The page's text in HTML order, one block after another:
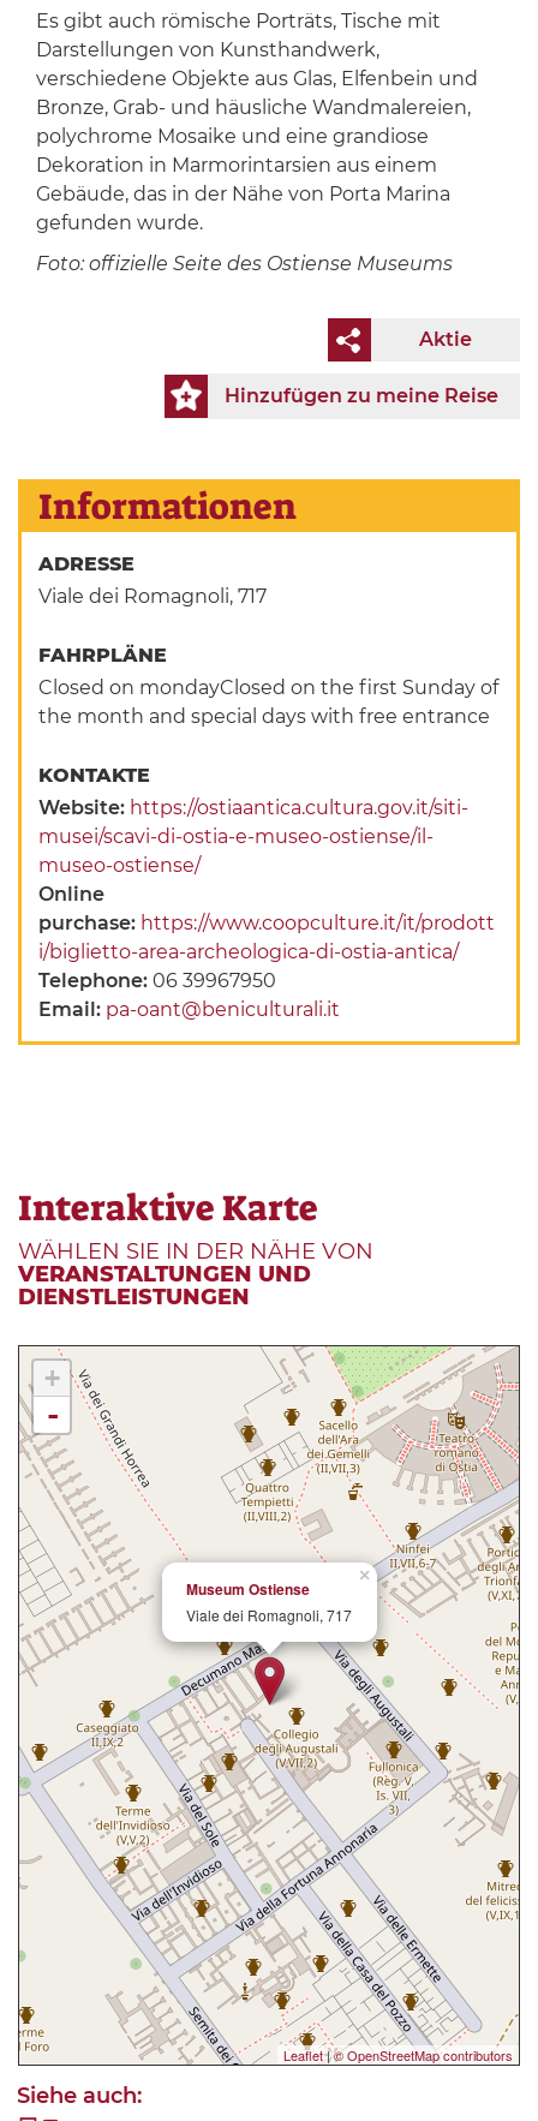
Es gibt auch römische Porträts, Tische mit
Darstellungen von Kunsthandwerk,
verschiedene Objekte aus Glas, Elfenbein und
Bronze, Grab- und häusliche Wandmalereien,
polychrome Mosaike und eine grandiose
Dekoration in Marmorintarsien aus einem
Gebäude, das in der Nähe von Porta Marina
gefunden wurde.
Foto: offizielle Seite des Ostiense Museums
Aktie
Hinzufügen zu meine Reise
Informationen
ADRESSE
Viale dei Romagnoli, 717
FAHRPLÄNE
Closed on mondayClosed on the first Sunday of
the month and special days with free entrance
KONTAKTE
Website: https://ostiaantica.cultura.gov.it/siti-
musei/scavi-di-ostia-e-museo-ostiense/il-
museo-ostiense/
Online
purchase: https://www.coopculture.it/it/prodott
i/biglietto-area-archeologica-di-ostia-antica/
Telephone:06 39967950
Email: pa-oant@beniculturali.it
Interaktive Karte
WÄHLEN SIE IN DER NÄHE VON
VERANSTALTUNGEN UND
DIENSTLEISTUNGEN
×
Museum Ostiense
Viale dei Romagnoli, 717
+
-
Leaflet|© OpenStreetMap contributors